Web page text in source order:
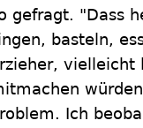
gefragt. "Dass
basteln,
vielleicht
Ich